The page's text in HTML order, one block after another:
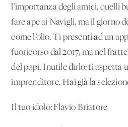
l’importanza degli amici, quelli
fare ape ai Navigli, ma il giorno
come l’olio. Ti presenti ad un
fuoricorso dal 2017, ma nel
del papi. Inutile dirlo: ti aspetta
imprenditore. Hai già la
Il tuo idolo: Flavio Briatore